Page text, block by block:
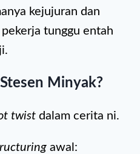
kejujuran dan
tunggu entah
Minyak?
twist dalam cerita ni.
awal: